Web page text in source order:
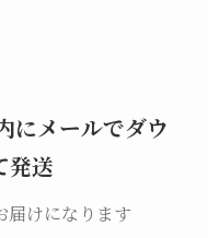
にメールでダウ
発送
届けになります